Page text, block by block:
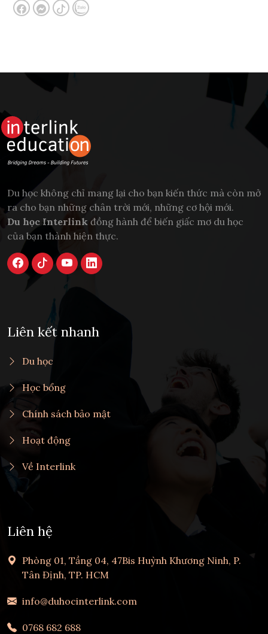
Du học không chỉ mang lại cho bạn kiến thức mà còn mở
ra cho bạn những chân trời mới, những cơ hội mới.
Du học Interlink đồng hành để biến giấc mơ du học
của bạn thành hiện thực.
Liên kết nhanh
Du học
Học bổng
Chính sách bảo mật
Hoạt động
Về Interlink
Liên hệ
Phòng 01, Tầng 04, 47Bis Huỳnh Khương Ninh, P.
Tân Định, TP. HCM
info@duhocinterlink.com
0768 682 688